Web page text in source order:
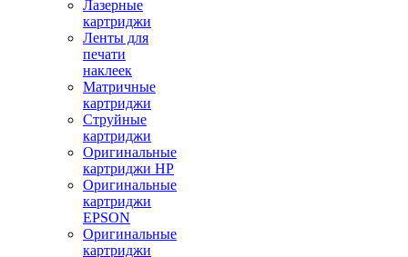
Лазерные
картриджи
Ленты для
печати
наклеек
Матричные
картриджи
Струйные
картриджи
Оригинальные
картриджи HP
Оригинальные
картриджи
EPSON
Оригинальные
картриджи